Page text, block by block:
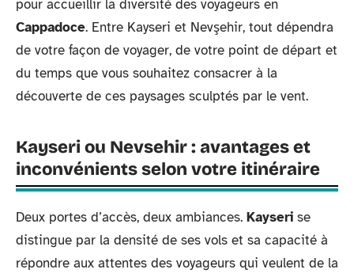
pour accueillir la diversité des voyageurs en
Cappadoce. Entre Kayseri et Nevşehir, tout dépendra
de votre façon de voyager, de votre point de départ et
du temps que vous souhaitez consacrer à la
découverte de ces paysages sculptés par le vent.
Kayseri ou Nevsehir : avantages et
inconvénients selon votre itinéraire
Deux portes d’accès, deux ambiances. Kayseri se
distingue par la densité de ses vols et sa capacité à
répondre aux attentes des voyageurs qui veulent de la